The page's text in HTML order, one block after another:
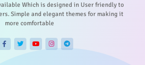
Which is designed in User friendly to
Simple and elegant themes for making it
more comfortable